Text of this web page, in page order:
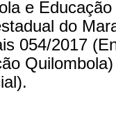
e
do
054/2017